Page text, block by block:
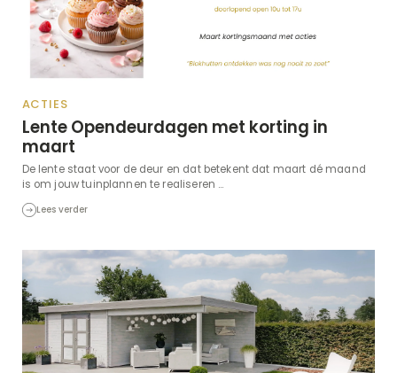
ACTIES
Lente Opendeurdagen met korting in
maart
De lente staat voor de deur en dat betekent dat maart dé maand
is om jouw tuinplannen te realiseren ...
Lees verder